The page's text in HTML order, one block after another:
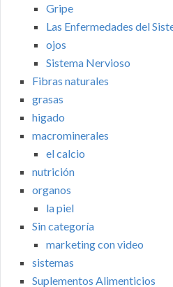
Gripe
Las Enfermedades del
ojos
Sistema Nervioso
Fibras naturales
grasas
higado
macrominerales
el calcio
nutrición
organos
la piel
Sin categoría
marketing con video
sistemas
Suplementos Alimenticios